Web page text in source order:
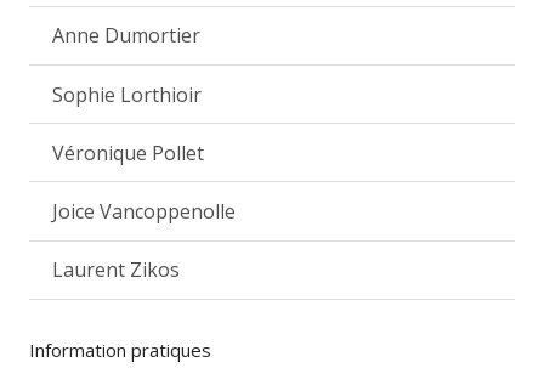
Anne Dumortier
Sophie Lorthioir
Véronique Pollet
Joice Vancoppenolle
Laurent Zikos
Information pratiques